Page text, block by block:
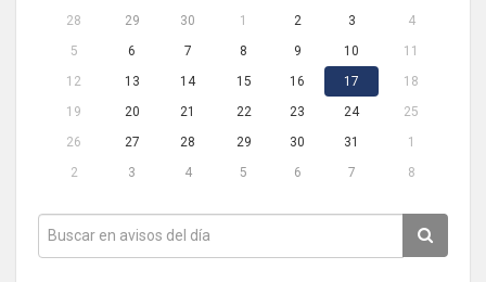
28 29 30 1 2 3
4
5
6 7 8 9 10
11
12
13 14 15 16 17
18
19
20 21 22 23 24
25
26
27 28 29 30 31
1
2
3 4 5 6 7 8